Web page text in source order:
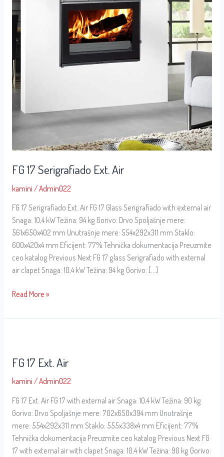
FG 17 Serigrafiado Ext. Air
kamini /Admin022
FG 17 Serigrafiado Ext. Air FG 17 Glass Serigrafiado with external air
Snaga: 10,4 kW Težina: 94 kg Gorivo: Drvo Spoljašnje mere:
561x650x402 mm Unutrašnje mere: 554x292x311 mm Staklo:
600x420x4 mm Eficijent: 77% Tehnička dokumentacija Preuzmite
ceo katalog Previous Next FG 17 glass Serigrafiado with external
air clapet Snaga: 10,4 kW Težina: 94 kg Gorivo: […]
Read More »
FG 17 Ext. Air
kamini /Admin022
FG 17 Ext. Air FG 17 with external air Snaga: 10,4 kW Težina: 90 kg
Gorivo: Drvo Spoljašnje mere: 702x650x394 mm Unutrašnje
mere: 554x292x311 mm Staklo: 555x338x4 mm Eficijent: 77%
Tehnička dokumentacija Preuzmite ceo katalog Previous Next FG
17 with external air with clapet Snaga: 10,4 kW Težina: 90 kg Gorivo:
Ext.